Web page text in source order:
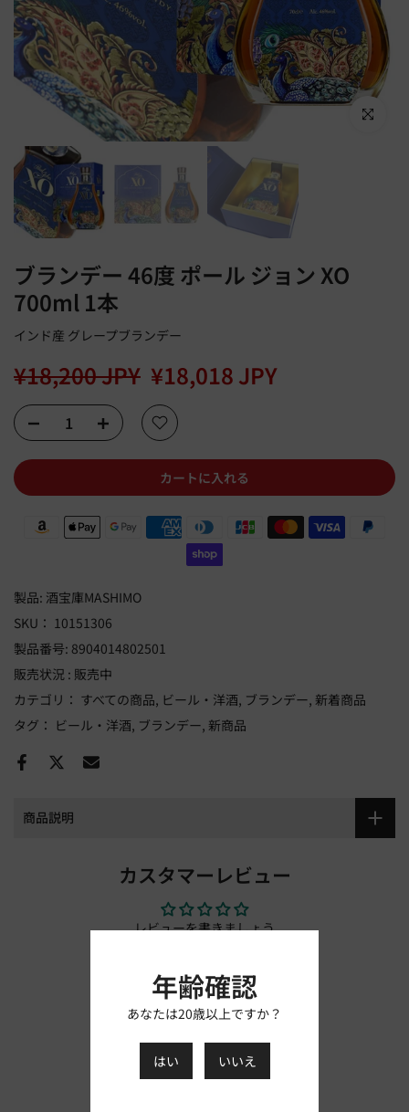
Click to
ブランデー 46度 ポール ジョン XO
700ml 1本
インド産 グレープブランデー
¥18,200 JPY ¥18,018 JPY
カートに入れる
製品: 酒宝庫MASHIMO
SKU： 10151306
製品番号: 8904014802501
販売状況 : 販売中
カテゴリ： すべての商品 ビール・洋酒 ブランデー 新着商品
タグ： ビール・洋酒 ブランデー 新商品
商品説明
カスタマーレビュー
レビューを書きましょう
レビューを書く
年齢確認
あなたは20歳以上ですか？
はい いいえ